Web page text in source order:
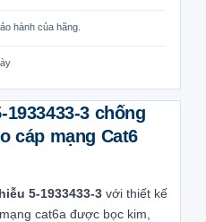
hành của hãng.
1933433-3 chống
cáp mạng Cat6
5-1933433-3 với thiết kế
cat6a được bọc kim,